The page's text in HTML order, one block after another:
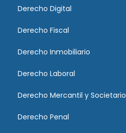
Derecho Digital
Derecho Fiscal
Derecho Inmobiliario
Derecho Laboral
Derecho Mercantil y Societario
Derecho Penal